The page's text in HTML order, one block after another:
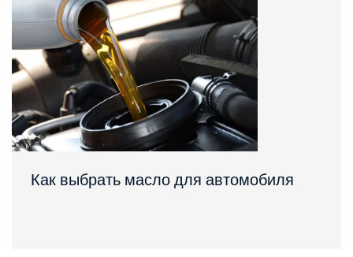
Как выбрать масло для автомобиля